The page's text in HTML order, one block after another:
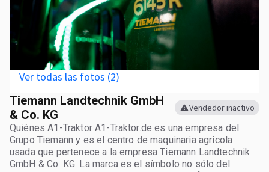
Tiemann Landtechnik GmbH
& Co. KG
Vendedor inactivo
Quiénes A1-Traktor A1-Traktor.de es una empresa del
Grupo Tiemann y es el centro de maquinaria agricola
usada que pertenece a la empresa Tiemann Landtechnik
GmbH & Co. KG. La marca es el símbolo no sólo del
Ver todas las fotos (2)